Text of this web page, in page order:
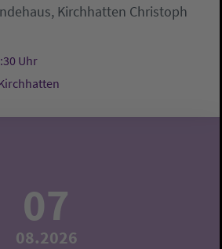
Kirchhatten Christoph
Uhr
07
08.2026